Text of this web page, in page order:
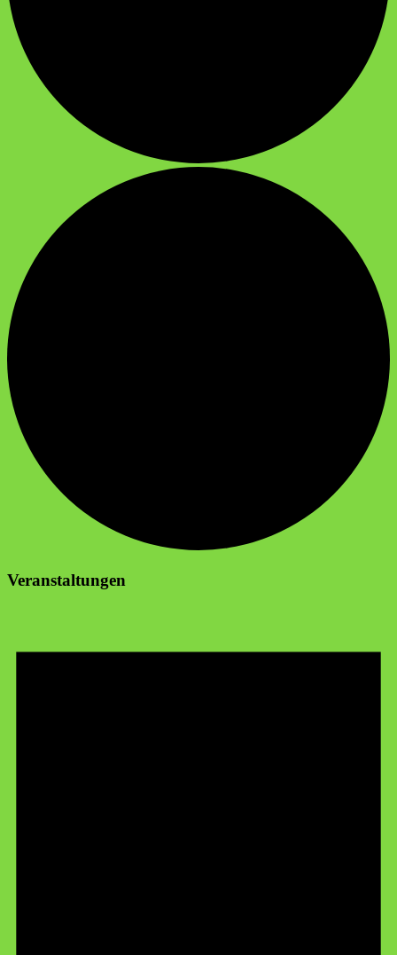
Veranstaltungen